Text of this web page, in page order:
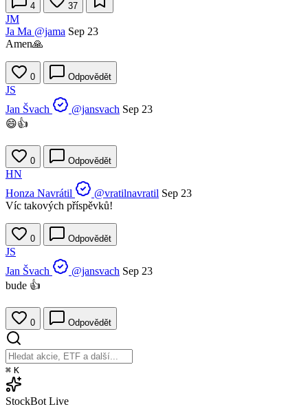
4 37
JM
Ja Ma @jama Sep 23
Amen🙏
0 Odpovědět
JS
Jan Švach
@jansvach Sep 23
😄👍
0 Odpovědět
HN
Honza Navrátil
@vratilnavratil Sep 23
Víc takových příspěvků!
0 Odpovědět
JS
Jan Švach
@jansvach Sep 23
bude 👍
0 Odpovědět
⌘ K
StockBot Live